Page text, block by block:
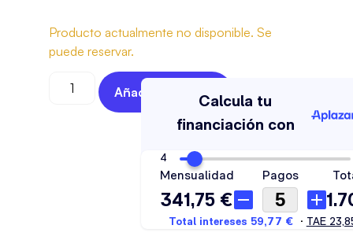
Producto actualmente no disponible. Se
puede reservar.
Añadir Al Carrito